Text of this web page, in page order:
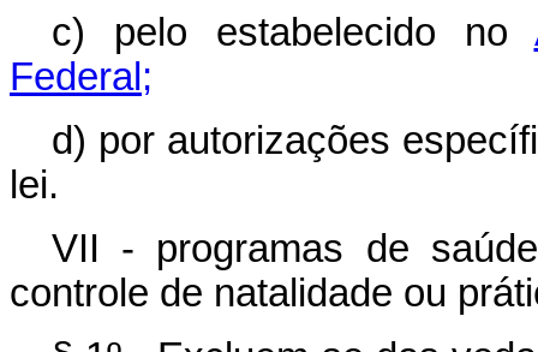
c) pelo estabelecido no
Federal;
d) por autorizações
lei.
VII - programas de
controle de natalidade ou